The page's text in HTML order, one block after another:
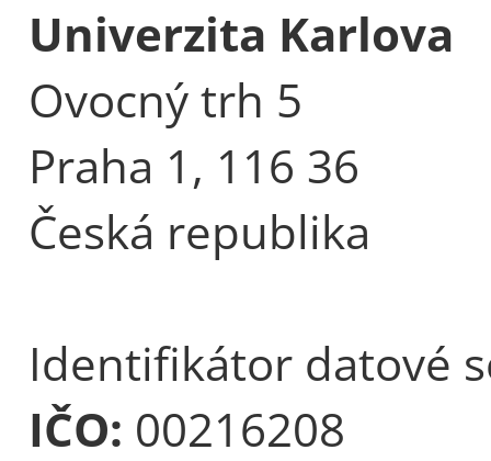
Univerzita Karlova
Ovocný trh 5
Praha 1, 116 36
Česká republika
Identifikátor datové
IČO: 00216208